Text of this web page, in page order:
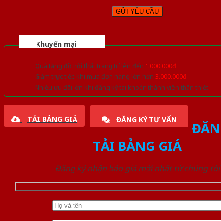
Khuyến mại
Quà tặng đồ nội thất trang trí lên đến 1.000.000đ
Giảm trực tiếp khi mua đơn hàng lớn hơn 3.000.000đ
Nhiều ưu đãi lớn khi đăng ký tài khoản thành viên thân thiết
TẢI BẢNG GIÁ ĐĂNG KÝ TƯ VẤN
TẢI BẢNG GIÁ
Đăng ký nhận báo giá mới nhất từ chúng tôi